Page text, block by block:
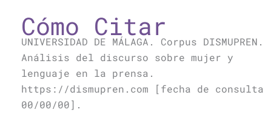
Cómo Citar
UNIVERSIDAD DE MÁLAGA. Corpus DISMUPREN.
Análisis del discurso sobre mujer y
lenguaje en la prensa.
https://dismupren.com [fecha de consulta
00/00/00].